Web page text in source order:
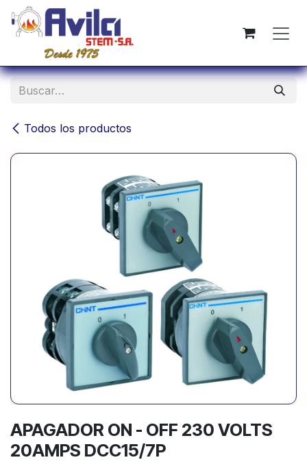
Ir al contenido
Todos los productos
APAGADOR ON - OFF 230 VOLTS
20AMPS DCC15/7P